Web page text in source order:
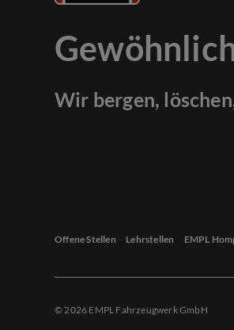
Wir bergen,
Offene Stellen Lehrstellen EMPL
© 2026 EMPL Fahrzeugwerk GmbH